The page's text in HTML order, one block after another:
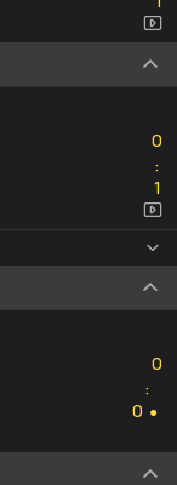
0
:1
1
0
:
0 ●